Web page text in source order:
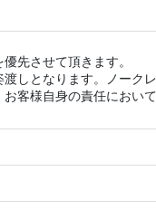
先させて頂きます。
渡しとなります。ノー
客様自身の責任におい